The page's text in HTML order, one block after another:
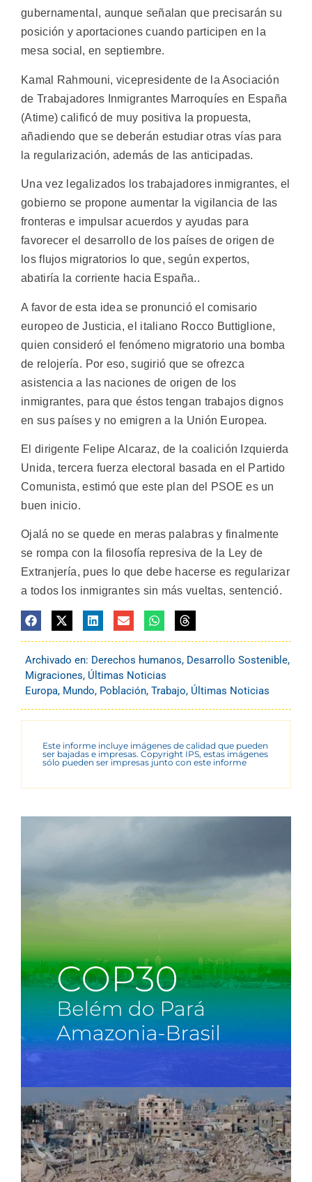
gubernamental, aunque señalan que precisarán su
posición y aportaciones cuando participen en la
mesa social, en septiembre.
Kamal Rahmouni, vicepresidente de la Asociación
de Trabajadores Inmigrantes Marroquíes en España
(Atime) calificó de muy positiva la propuesta,
añadiendo que se deberán estudiar otras vías para
la regularización, además de las anticipadas.
Una vez legalizados los trabajadores inmigrantes, el
gobierno se propone aumentar la vigilancia de las
fronteras e impulsar acuerdos y ayudas para
favorecer el desarrollo de los países de origen de
los flujos migratorios lo que, según expertos,
abatiría la corriente hacia España..
A favor de esta idea se pronunció el comisario
europeo de Justicia, el italiano Rocco Buttiglione,
quien consideró el fenómeno migratorio una bomba
de relojería. Por eso, sugirió que se ofrezca
asistencia a las naciones de origen de los
inmigrantes, para que éstos tengan trabajos dignos
en sus países y no emigren a la Unión Europea.
El dirigente Felipe Alcaraz, de la coalición Izquierda
Unida, tercera fuerza electoral basada en el Partido
Comunista, estimó que este plan del PSOE es un
buen inicio.
Ojalá no se quede en meras palabras y finalmente
se rompa con la filosofía represiva de la Ley de
Extranjería, pues lo que debe hacerse es regularizar
a todos los inmigrantes sin más vueltas, sentenció.
Archivado en: Derechos humanos, Desarrollo Sostenible,
Migraciones, Últimas Noticias
Europa, Mundo, Población, Trabajo, Últimas Noticias
Este informe incluye imágenes de calidad que pueden
ser bajadas e impresas. Copyright IPS, estas imágenes
sólo pueden ser impresas junto con este informe